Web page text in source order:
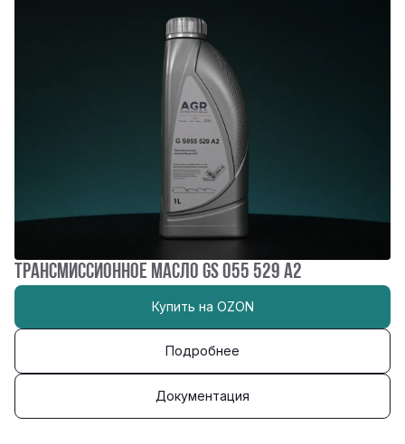
ТРАНСМИССИОННОЕ МАСЛО gs 055 529 a2
Купить на OZON
Подробнее
Документация